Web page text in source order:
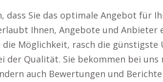
dass Sie das optimale Angebot für
Ihnen, Angebote und Anbieter
die Möglichkeit, rasch die günstigste
der Qualität. Sie bekommen bei
auch Bewertungen und